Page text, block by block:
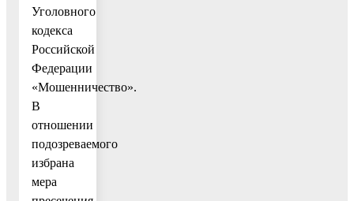
Уголовного
кодекса
Российской
Федерации
«Мошенничество».
В
отношении
подозреваемого
избрана
мера